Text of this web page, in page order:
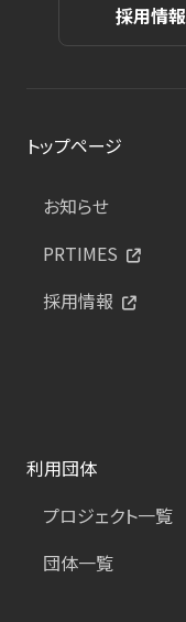
採用情報
トップページ
お知らせ
PRTIMES
採用情報
利用団体
プロジェクト一覧
団体一覧